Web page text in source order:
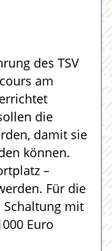
des TSV
am
die
damit sie
können.
–
Für die
mit
Euro